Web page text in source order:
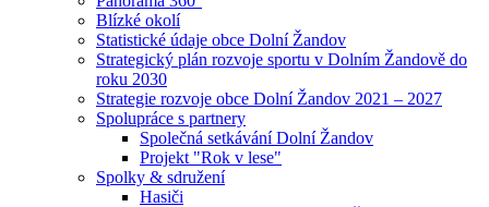
Blízké okolí
Statistické údaje obce Dolní Žandov
Strategický plán rozvoje sportu v Dolním Žandově do
roku 2030
Strategie rozvoje obce Dolní Žandov 2021 – 2027
Spolupráce s partnery
Společná setkávání Dolní Žandov
Projekt "Rok v lese"
Spolky & sdružení
Hasiči